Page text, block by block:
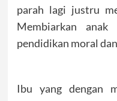
parah lagi justru
Membiarkan
pendidikan moral
Ibu yang dengan